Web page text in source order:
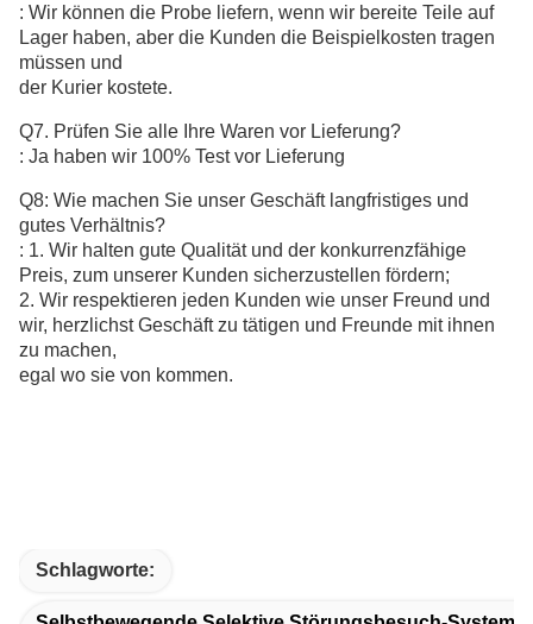
: Wir können die Probe liefern, wenn wir bereite Teile auf
Lager haben, aber die Kunden die Beispielkosten tragen
müssen und
der Kurier kostete.
Q7. Prüfen Sie alle Ihre Waren vor Lieferung?
: Ja haben wir 100% Test vor Lieferung
Q8: Wie machen Sie unser Geschäft langfristiges und
gutes Verhältnis?
: 1. Wir halten gute Qualität und der konkurrenzfähige
Preis, zum unserer Kunden sicherzustellen fördern;
2. Wir respektieren jeden Kunden wie unser Freund und
wir, herzlichst Geschäft zu tätigen und Freunde mit ihnen
zu machen,
egal wo sie von kommen.
Schlagworte: